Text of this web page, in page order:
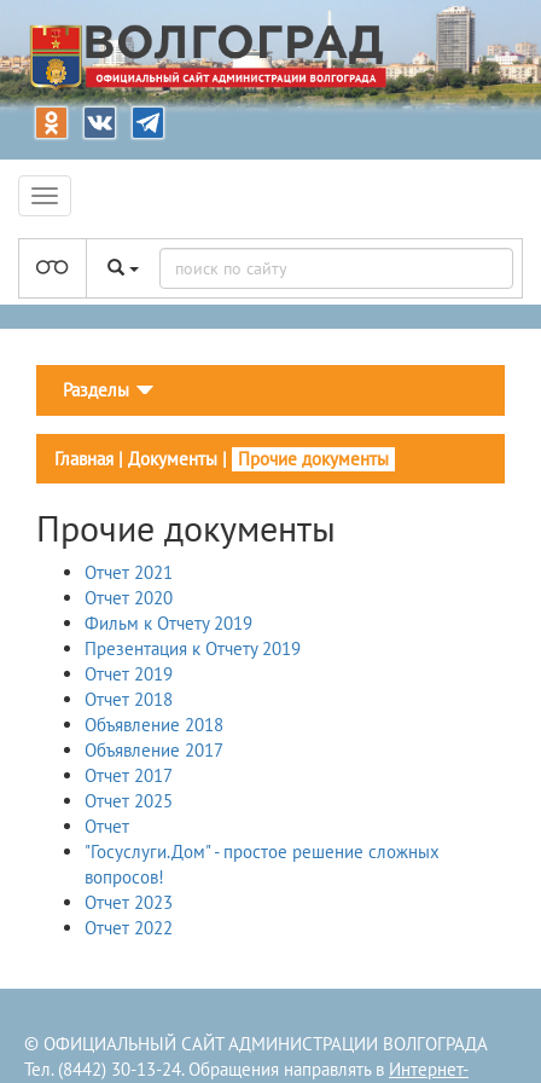
Разделы
Главная | Документы | Прочие документы
Прочие документы
Oтчeт 2021
Отчет 2020
Фильм к Отчету 2019
Презентация к Отчету 2019
Отчет 2019
Отчет 2018
Объявление 2018
Объявление 2017
Отчет 2017
Отчет 2025
Отчет
"Госуслуги.Дом" - простое решение сложных
вопросов!
Отчет 2023
Отчет 2022
© ОФИЦИАЛЬНЫЙ САЙТ АДМИНИСТРАЦИИ ВОЛГОГРАДА
Тел. (8442) 30-13-24. Обращения направлять в Интернет-